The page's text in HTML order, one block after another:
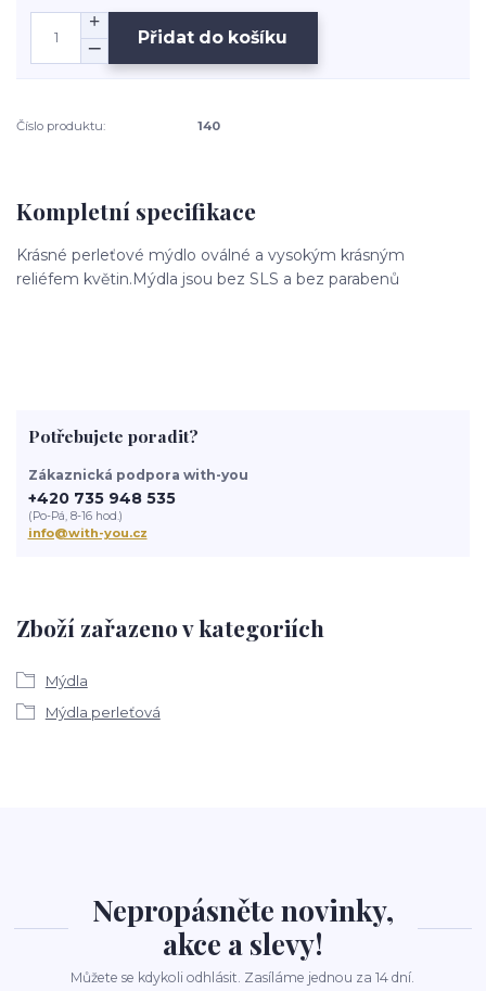
Přidat do košíku
Číslo produktu: 140
Kompletní specifikace
Krásné perleťové mýdlo oválné a vysokým krásným
reliéfem květin.Mýdla jsou bez SLS a bez parabenů
Zboží zařazeno v kategoriích
Mýdla
Mýdla perleťová
Potřebujete poradit?
Zákaznická podpora with-you
+420 735 948 535
(Po-Pá, 8-16 hod.)
info@with-you.cz
Nepropásněte novinky,
akce a slevy!
Můžete se kdykoli odhlásit. Zasíláme jednou za 14 dní.